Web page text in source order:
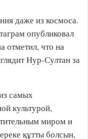
даже из космоса.
опубликовал
отметил, что на
Нур-Султан за
самых
культурой,
миром и
құтты болсын,